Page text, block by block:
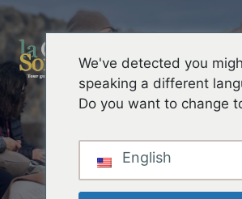
About
We've detected you
speaking a different
Do you want to change
English